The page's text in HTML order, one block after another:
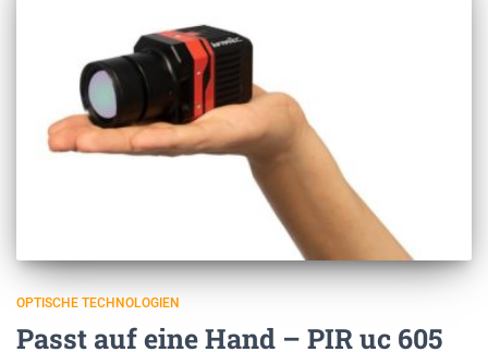
OPTISCHE TECHNOLOGIEN
Passt auf eine Hand – PIR uc 605